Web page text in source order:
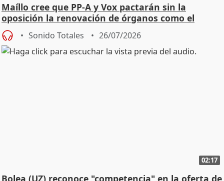
Maíllo cree que PP-A y Vox pactarán sin la
oposición la renovación de órganos como el
Defensor
Sonido Totales 26/07/2026
02:17
Bolea (UZ) reconoce "competencia" en la oferta de